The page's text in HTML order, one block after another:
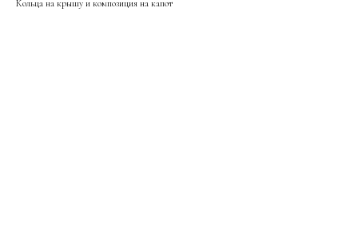
Кольца на крышу и композиция на капот